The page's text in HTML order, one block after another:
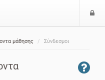
μάθησης Σύνδεσμοι